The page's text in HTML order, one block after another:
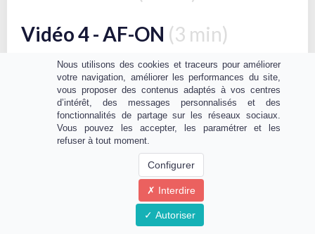
Vidéo 4 - AF-ON (3 min)
Vidéo 5 - Les modes de
mesure (13 min)
Vidéo 6 - Focus sur les
(7 min)
Vidéo 7 - Tour complet +
Nous utilisons des cookies et traceurs pour améliorer
votre navigation, améliorer les performances du site,
vous proposer des contenus adaptés à vos centres
d’intérêt, des messages personnalisés et des
fonctionnalités de partage sur les réseaux sociaux.
Vous pouvez les accepter, les paramétrer et les
refuser à tout moment.
Configurer
Interdire
Autoriser